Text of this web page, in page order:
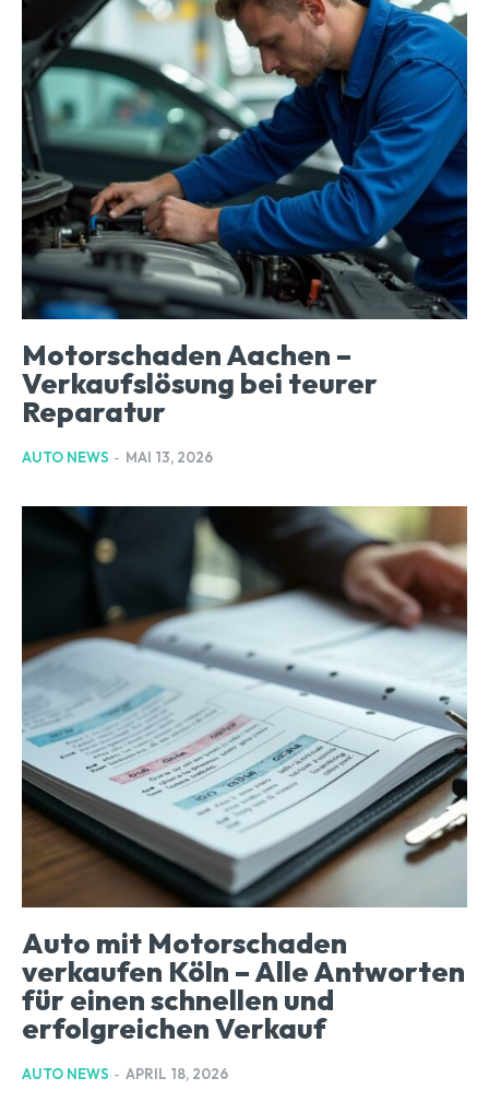
Motorschaden Aachen –
Verkaufslösung bei teurer
Reparatur
AUTO NEWS - MAI 13, 2026
Auto mit Motorschaden
verkaufen Köln – Alle Antworten
für einen schnellen und
erfolgreichen Verkauf
AUTO NEWS - APRIL 18, 2026